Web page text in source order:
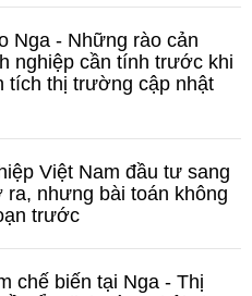
Nga - Những rào cản
nghiệp cần tính trước khi
tích thị trường cập nhật
Việt Nam đầu tư sang
ra, nhưng bài toán không
trước
chế biến tại Nga - Thị